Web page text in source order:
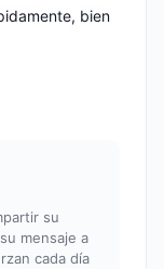
bien
su
mensaje a
cada día